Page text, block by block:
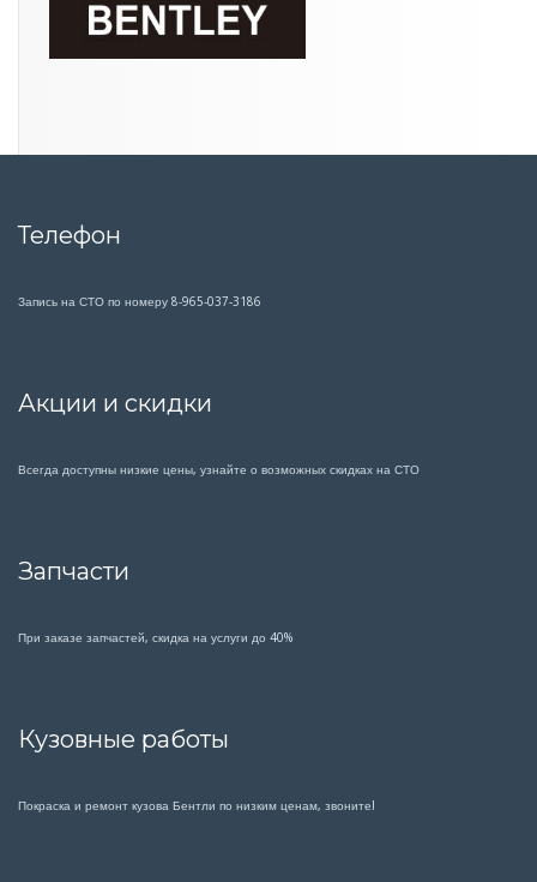
Телефон
Запись на СТО по номеру 8-965-037-3186
Акции и скидки
Всегда доступны низкие цены, узнайте о возможных скидках на СТО
Запчасти
При заказе запчастей, скидка на услуги до 40%
Кузовные работы
Покраска и ремонт кузова Бентли по низким ценам, звоните!